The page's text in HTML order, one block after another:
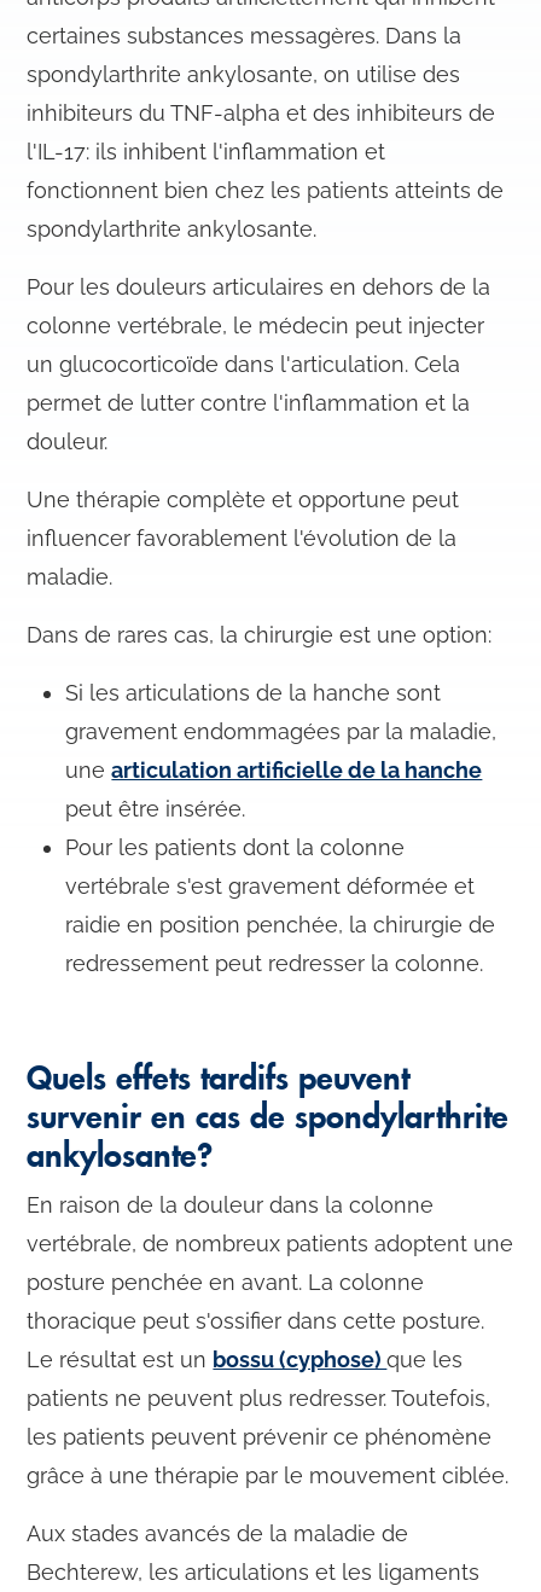
certaines substances messagères. Dans la
spondylarthrite ankylosante, on utilise des
inhibiteurs du TNF-alpha et des inhibiteurs de
l'IL-17: ils inhibent l'inflammation et
fonctionnent bien chez les patients atteints de
spondylarthrite ankylosante.
Pour les douleurs articulaires en dehors de la
colonne vertébrale, le médecin peut injecter
un glucocorticoïde dans l'articulation. Cela
permet de lutter contre l'inflammation et la
douleur.
Une thérapie complète et opportune peut
influencer favorablement l'évolution de la
maladie.
Dans de rares cas, la chirurgie est une option:
Si les articulations de la hanche sont
gravement endommagées par la maladie,
unearticulation artificielle de la hanche
peut être insérée.
Pour les patients dont la colonne
vertébrale s'est gravement déformée et
raidie en position penchée, la chirurgie de
redressement peut redresser la colonne.
Quels effets tardifs peuvent
survenir en cas de spondylarthrite
ankylosante?
En raison de la douleur dans la colonne
vertébrale, de nombreux patients adoptent une
posture penchée en avant. La colonne
thoracique peut s'ossifier dans cette posture.
Le résultat est un bossu (cyphose)que les
patients ne peuvent plus redresser. Toutefois,
les patients peuvent prévenir ce phénomène
grâce à une thérapie par le mouvement ciblée.
Aux stades avancés de la maladie de
Bechterew, les articulations et les ligaments